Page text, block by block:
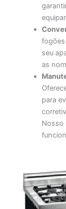
seu
as
para
Nosso